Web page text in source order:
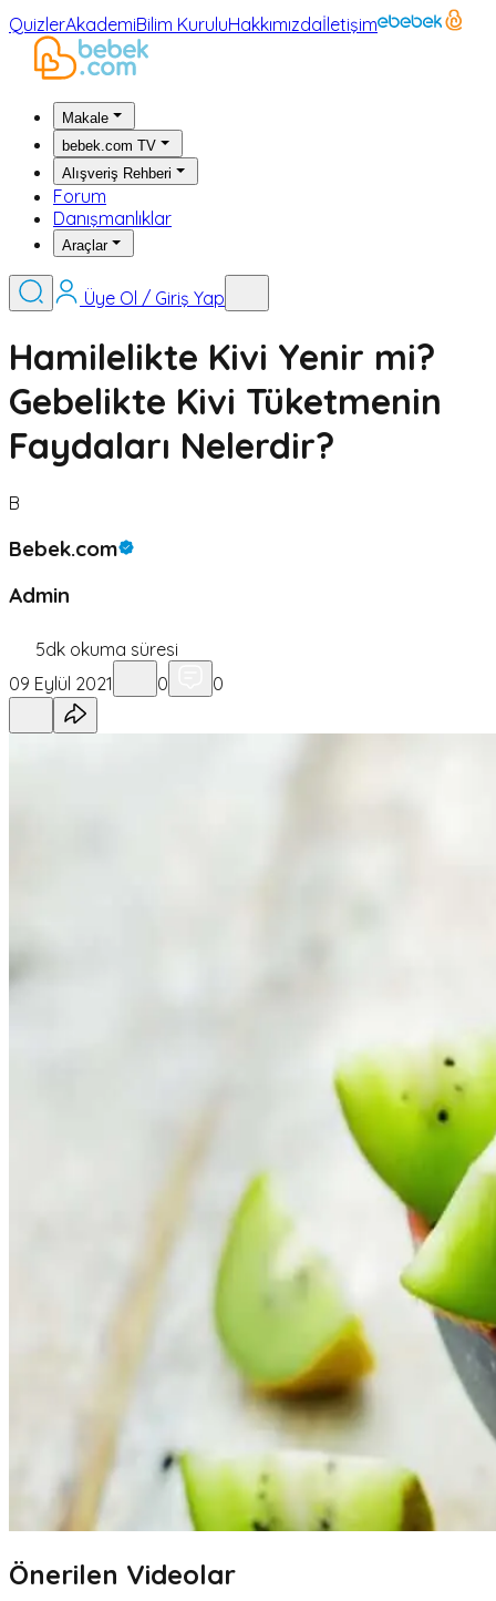
QuizlerAkademiBilim KuruluHakkımızdaİletişim
Makale
bebek.com TV
Alışveriş Rehberi
Forum
Danışmanlıklar
Araçlar
Üye Ol / Giriş Yap
Hamilelikte Kivi Yenir mi?
Gebelikte Kivi Tüketmenin
Faydaları Nelerdir?
B
Bebek.com
Admin
5dk okuma süresi
09 Eylül 2021
0 0
Önerilen Videolar